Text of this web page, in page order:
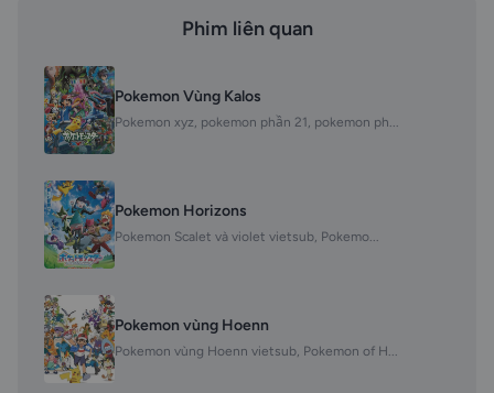
Phim liên quan
Pokemon Vùng Kalos
Pokemon xyz, pokemon phần 21, pokemon ph...
Pokemon Horizons
Pokemon Scalet và violet vietsub, Pokemo...
Pokemon vùng Hoenn
Pokemon vùng Hoenn vietsub, Pokemon of H...